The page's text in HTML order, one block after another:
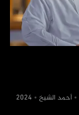
‏أحمد الشيخ